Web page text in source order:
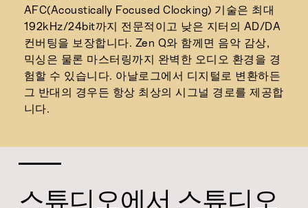
AFC(Acoustically Focused Clocking) 기술은 최대
192kHz/24bit까지 전문적이고 낮은 지터의 AD/DA
컨버팅을 보장합니다. Zen Q와 함께면 음악 감상,
믹싱은 물론 마스터링까지 완벽한 오디오 환경을 경
험할 수 있습니다. 아날로그에서 디지털로 변환하든
그 반대의 경우든 항상 최상의 시그널 경로를 제공합
니다.
스튜디오에서 스튜디오